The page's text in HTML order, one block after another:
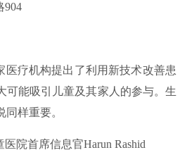
904
医疗机构提出了利用新技术改善患
可能吸引儿童及其家人的参与。生
样重要。
院首席信息官Harun Rashid